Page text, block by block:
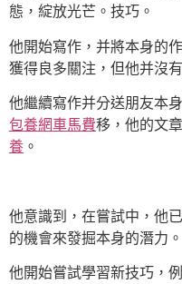
態，綻放光芒。技巧。
他開始寫作，并將本身的
獲得良多關注，但他并沒
他繼續寫作并分送朋友本
包養網車馬費移，他的文
養 。
他意識到，在嘗試中，他
的機會來發掘本身的潛力。
他開始嘗試學習新技巧，